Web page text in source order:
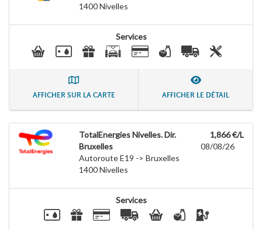
1400Nivelles
Services
AFFICHER SUR LA CARTE AFFICHER LE DÉTAIL
TotalEnergies Nivelles. Dir.
Bruxelles
Autoroute E19 -> Bruxelles
1400Nivelles
1,866 €/L
08/08/26
Services